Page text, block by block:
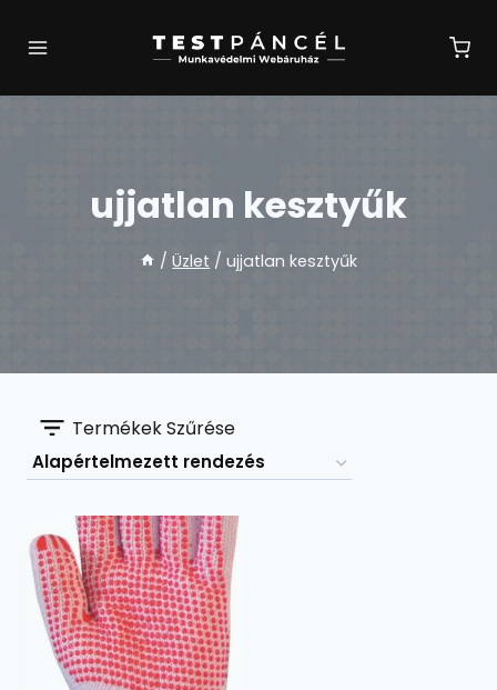
ujjatlan kesztyűk
/ Üzlet / ujjatlan kesztyűk
Termékek Szűrése